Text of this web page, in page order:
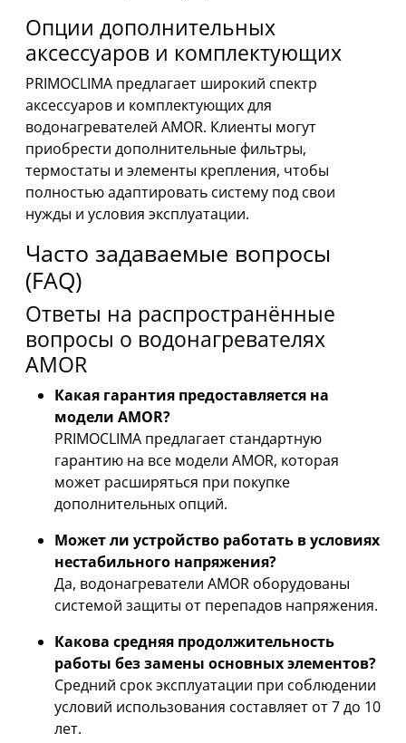
Опции дополнительных
аксессуаров и комплектующих
PRIMOCLIMA предлагает широкий спектр
аксессуаров и комплектующих для
водонагревателей AMOR. Клиенты могут
приобрести дополнительные фильтры,
термостаты и элементы крепления, чтобы
полностью адаптировать систему под свои
нужды и условия эксплуатации.
Часто задаваемые вопросы
(FAQ)
Ответы на распространённые
вопросы о водонагревателях
AMOR
Какая гарантия предоставляется на
модели AMOR?
PRIMOCLIMA предлагает стандартную
гарантию на все модели AMOR, которая
может расширяться при покупке
дополнительных опций.
Может ли устройство работать в условиях
нестабильного напряжения?
Да, водонагреватели AMOR оборудованы
системой защиты от перепадов напряжения.
Какова средняя продолжительность
работы без замены основных элементов?
Средний срок эксплуатации при соблюдении
условий использования составляет от 7 до 10
лет.